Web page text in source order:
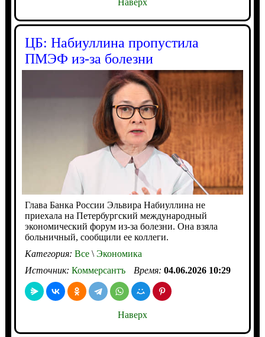
Наверх
ЦБ: Набиуллина пропустила
ПМЭФ из-за болезни
Глава Банка России Эльвира Набиуллина не
приехала на Петербургский международный
экономический форум из-за болезни. Она взяла
больничный, сообщили ее коллеги.
Категория: Все\Экономика
Источник: Коммерсантъ Время: 04.06.2026 10:29
Наверх